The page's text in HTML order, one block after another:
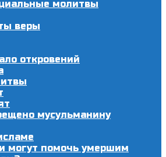
молитвы
веры
откровений
мусульманину
могут помочь умершим